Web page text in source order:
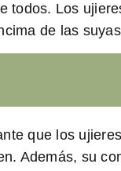
todos. Los
de las
que los
Además, su